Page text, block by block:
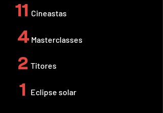
11 Cineastas
4 Masterclasses
2 Titores
1 Eclipse solar